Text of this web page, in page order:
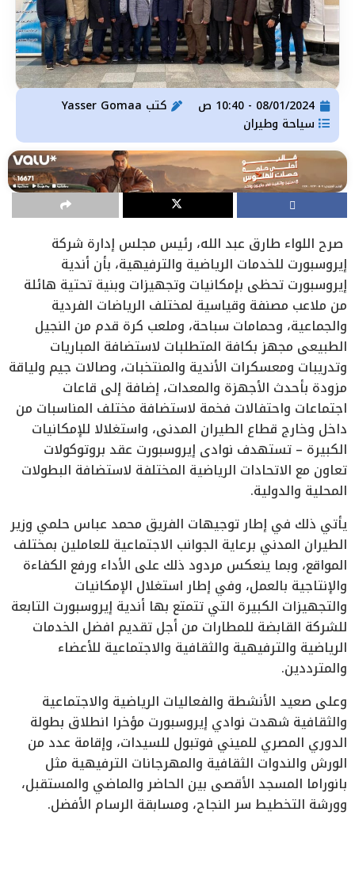
08/01/2024 - 10:40 ص كتب
سياحة وطيران
صرح اللواء ‏طارق عبد الله، رئيس مجلس إدارة شركة
إيروسبورت للخدمات الرياضية والترفيهية، بأن أندية
‏إيروسبورت تحظى بإمكانيات وتجهيزات وبنية تحتية هائلة
من ملاعب مصنفة وقياسية لمختلف ‏الرياضات الفردية
والجماعية، وحمامات سباحة، وملعب كرة قدم من النجيل
الطبيعي مجهز بكافة ‏المتطلبات لاستضافة المباريات
وتدريبات ومعسكرات الأندية والمنتخبات، وصالات جيم ولياقة
مزودة ‏بأحدث الأجهزة والمعدات، إضافة إلى قاعات
اجتماعات واحتفالات فخمة لاستضافة مختلف المناسبات من
‏داخل وخارج قطاع الطيران المدني، واستغلالا للإمكانيات
الكبيرة – تستهدف نوادي إيروسبورت عقد ‏بروتوكولات
تعاون مع الاتحادات الرياضية المختلفة لاستضافة البطولات
المحلية والدولية.‏
يأتي ذلك في إطار توجيهات الفريق محمد عباس حلمي وزير
الطيران المدني برعاية الجوانب الاجتماعية للعاملين ‏بمختلف
المواقع، وبما ينعكس مردود ذلك على الأداء ورفع الكفاءة
والإنتاجية بالعمل، وفي إطار استغلال ‏الإمكانيات
والتجهيزات الكبيرة التي تتمتع بها أندية إيروسبورت التابعة
للشركة القابضة للمطارات من ‏أجل تقديم افضل الخدمات
الرياضية والترفيهية والثقافية والاجتماعية للأعضاء
والمترددين.
وعلى صعيد الأنشطة والفعاليات الرياضية والاجتماعية
والثقافية شهدت نوادي إيروسبورت مؤخرا ‏انطلاق بطولة
الدوري المصري للميني فوتبول للسيدات، وإقامة عدد من
الورش والندوات الثقافية ‏والمهرجانات الترفيهية مثل
بانوراما المسجد الأقصى بين الحاضر والماضي والمستقبل،
وورشة التخطيط ‏سر النجاح، ومسابقة الرسام الأفضل.